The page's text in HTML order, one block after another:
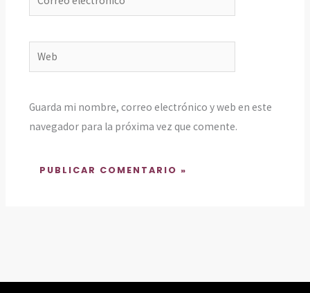
electrónico*
Web
Guarda mi nombre, correo electrónico y web en este
navegador para la próxima vez que comente.